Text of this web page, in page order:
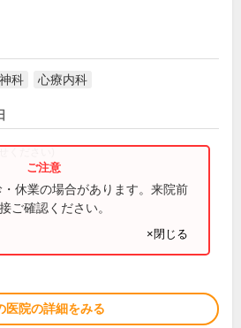
科 心療内科
ください)
休業の場合があります。来院前
ご確認ください。
×閉じる
医院の詳細をみる